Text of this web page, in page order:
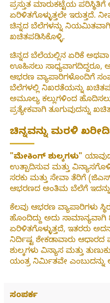
ಪ್ರಸ್ತುತ ಮಾರುಕಟ್ಟೆಯ
ಏರಿಳಿತಗೊಳ್ಳುತ್ತಲೇ
ಚಿನ್ನದ ಬೆಲೆಗಳನ್ನು ನಿಯಮಿತವಾಗಿ
ಖಚಿತಪಡಿಸಿಕೊಳ್ಳಿ.
ಚಿನ್ನದ ಬೆಲೆಯಲ್ಲಿನ ಏರಿಕೆ ಅಥವಾ
ಊಹಿಸಲು ಸಾಧ್ಯವಾಗದಿದ್ದರೂ,
ಆಭರಣ ವ್ಯಾಪಾರಿಗಳೊಂದಿಗೆ
ಬೆಲೆಗಳಲ್ಲಿ ನಿಖರತೆಯನ್ನು
ಅಮೂಲ್ಯ ಕಲ್ಲುಗಳಿಂದ
ಪ್ರತ್ಯೇಕವಾಗಿ ತೂಗುವುದನ್ನು
ಚಿನ್ನವನ್ನು ಮರಳಿ
"ಮೇಕಿಂಗ್ ಶುಲ್ಕಗಳು"
ಉತ್ಪಾದಿಸುವ ಮತ್ತು
ಸರಕು ಮತ್ತು ಸೇವಾ ತೆರಿಗೆ
ಆಭರಣದ ಅಂತಿಮ ಬೆಲೆಗೆ ಇದನ್ನು
ಕೆಲವು ಆಭರಣ ವ್ಯಾಪಾರಿಗಳು
ಹೊಂದಿದ್ದು ಅದು ಸಾಮಾನ್ಯವಾಗಿ
ಏರಿಳಿತಗೊಳ್ಳುತ್ತದೆ, ಇತರರು
ನಿರ್ದಿಷ್ಟ ಶೇಕಡಾವಾರು
ಶುಲ್ಕಗಳು ವಿನ್ಯಾಸ ಮತ್ತು
ಯಂತ್ರ ನಿರ್ಮಿತವೇ ಎಂಬುದನ್ನು
ಸಂಪರ್ಕ